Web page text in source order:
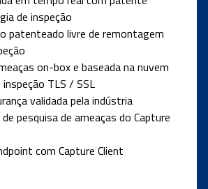
de inspeção
patenteado livre de remontagem
on-box e baseada na nuvem
TLS / SSL
validada pela indústria
de pesquisa de ameaças do Capture
com Capture Client